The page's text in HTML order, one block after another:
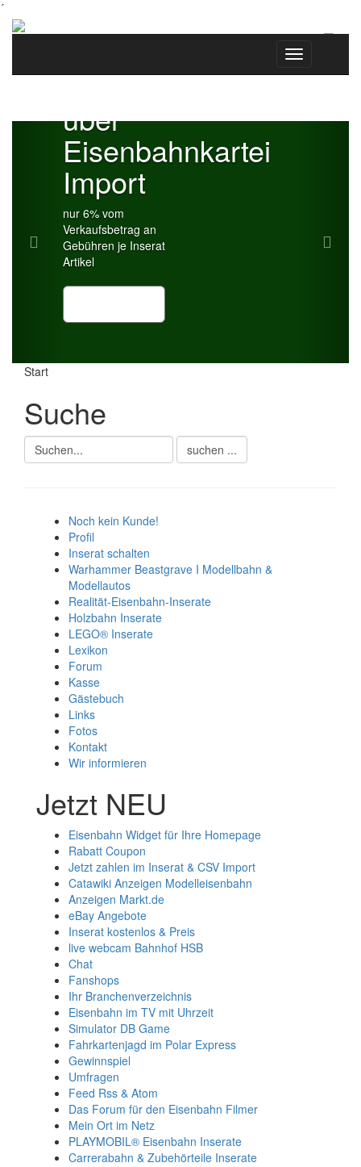
´
Toggle
navigation
hood.de
eBay.de
über
Eisenbahnkartei
Import
nur 6% vom
Verkaufsbetrag an
Gebühren je Inserat
Artikel
Previous
Start
Suche
Noch kein Kunde!
Profil
Inserat schalten
Warhammer Beastgrave I Modellbahn &
Modellautos
Realität-Eisenbahn-Inserate
Holzbahn Inserate
LEGO® Inserate
Lexikon
Forum
Kasse
Gästebuch
Links
Fotos
Kontakt
Wir informieren
Jetzt NEU
Eisenbahn Widget für Ihre Homepage
Rabatt Coupon
Jetzt zahlen im Inserat & CSV Import
Catawiki Anzeigen Modelleisenbahn
Anzeigen Markt.de
eBay Angebote
Inserat kostenlos & Preis
live webcam Bahnhof HSB
Chat
Fanshops
Ihr Branchenverzeichnis
Eisenbahn im TV mit Uhrzeit
Simulator DB Game
Fahrkartenjagd im Polar Express
Gewinnspiel
Umfragen
Feed Rss & Atom
Das Forum für den Eisenbahn Filmer
Mein Ort im Netz
PLAYMOBIL® Eisenbahn Inserate
Carrerabahn & Zubehörteile Inserate